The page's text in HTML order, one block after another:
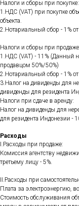
Налоги и сборы при покупке:
1.НДС (VAT) при покупке
объекта.
2.Нотариальный сбор - 1%
Налоги и сборы при
1.НДС (VAT) - 11% (Данный
продавцом 50%/50%)
2.Нотариальный сбор - 1%
3.Налог на дивиденды для
дивиденды для резидента
Налоги при сдаче в аренду:
Налог на дивиденды для
для резидента Индонезии -
Расходы
I.Расходы при продаже:
Комиссия агентству
третьему лицу - 5%.
II.Расходы при
Плата за электроэнергию,
Стоимость обслуживания